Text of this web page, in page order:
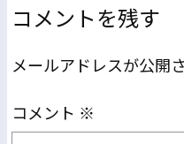
コメントを残す
メールアドレスが公開
コメント ※